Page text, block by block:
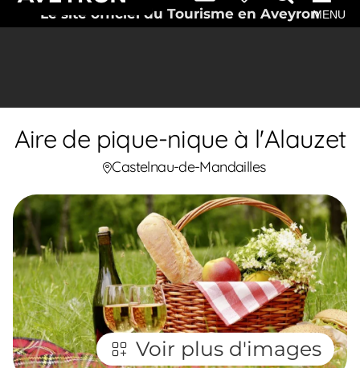
Le site officiel du Tourisme en AveyronMENU
Aire de pique-nique à l'Alauzet
Castelnau-de-Mandailles
Voir plus d'images